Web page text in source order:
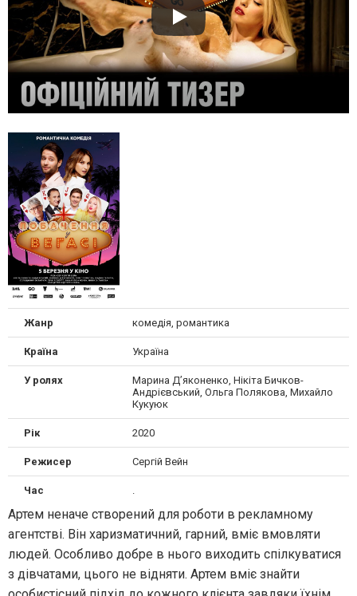
Жанр комедія, романтика
Країна Україна
У ролях
Марина Д’яконенко, Нікіта Бичков-
Андрієвський, Ольга Полякова, Михайло
Кукуюк
Рік 2020
Режисер Сергій Вейн
Час
Артем неначе створений для роботи в рекламному
агентстві. Він харизматичний, гарний, вміє вмовляти
людей. Особливо добре в нього виходить спілкуватися
з дівчатами, цього не відняти. Артем вміє знайти